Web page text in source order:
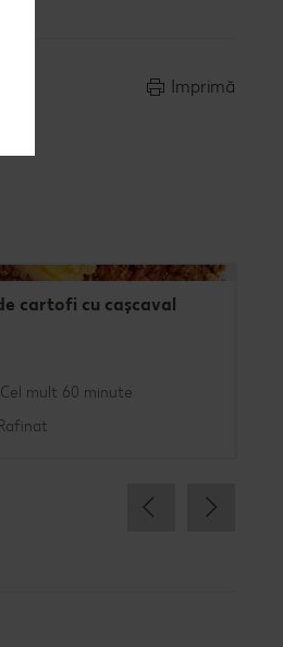
Imprimă
cartofi cu cașcaval
Cel mult 60 minute
Rafinat